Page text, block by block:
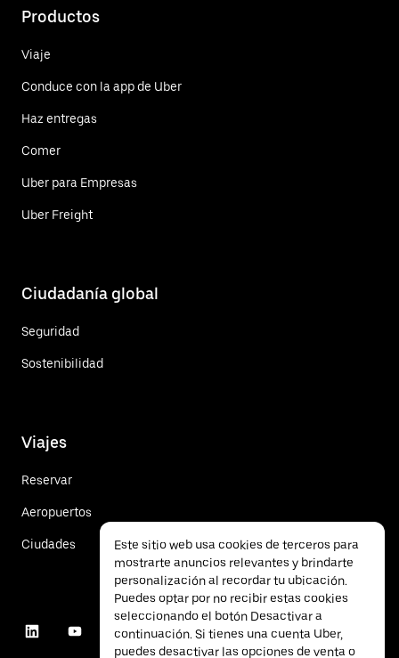
Productos
Viaje
Conduce con la app de Uber
Haz entregas
Comer
Uber para Empresas
Uber Freight
Ciudadanía global
Seguridad
Sostenibilidad
Viajes
Reservar
Aeropuertos
Ciudades
Este sitio web usa cookies de terceros para
mostrarte anuncios relevantes y brindarte
personalización al recordar tu ubicación.
Puedes optar por no recibir estas cookies
seleccionando el botón Desactivar a
continuación. Si tienes una cuenta Uber,
puedes desactivar las opciones de venta o